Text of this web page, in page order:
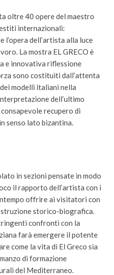
oltre 40 opere del maestro
internazionali:
l’opera dell’artista alla luce
La mostra EL GRECO è
e innovativa riflessione
sono costituiti dall’attenta
modelli italiani nella
dell’ultimo
recupero di
senso lato bizantina.
in sezioni pensate in modo
il rapporto dell’artista con i
offrire ai visitatori con
storico-biografica.
confronti con la
farà emergere il potente
come la vita di El Greco sia
di formazione
del Mediterraneo.